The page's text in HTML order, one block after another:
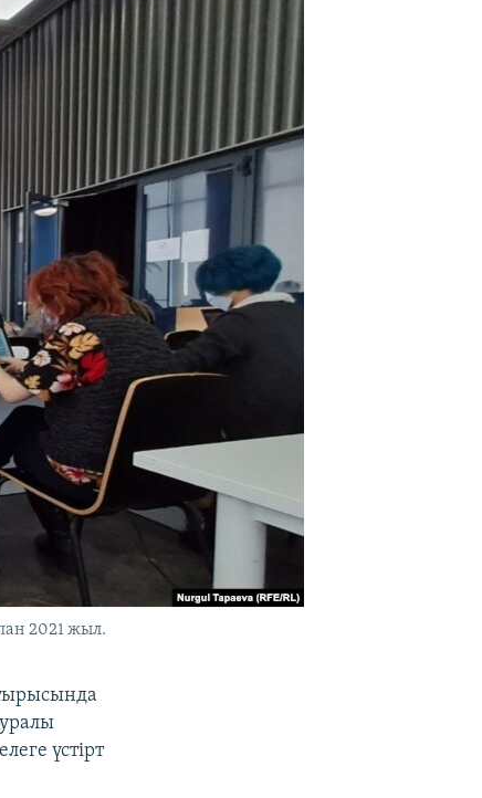
2021 жыл.
үстірт